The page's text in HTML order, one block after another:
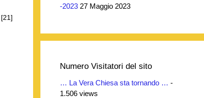
-2023 27 Maggio 2023
Numero Visitatori del sito
… La Vera Chiesa sta tornando … -
1.506 views